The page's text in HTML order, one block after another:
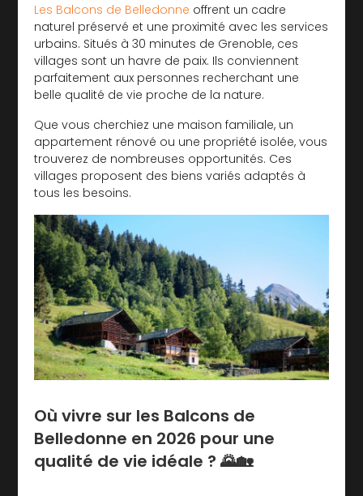
Les Balcons de Belledonne offrent un cadre
naturel préservé et une proximité avec les services
urbains. Situés à 30 minutes de Grenoble, ces
villages sont un havre de paix. Ils conviennent
parfaitement aux personnes recherchant une
belle qualité de vie proche de la nature.
Que vous cherchiez une maison familiale, un
appartement rénové ou une propriété isolée, vous
trouverez de nombreuses opportunités. Ces
villages proposent des biens variés adaptés à
tous les besoins.
Où vivre sur les Balcons de
Belledonne en 2026 pour une
qualité de vie idéale ? 🌄🏡